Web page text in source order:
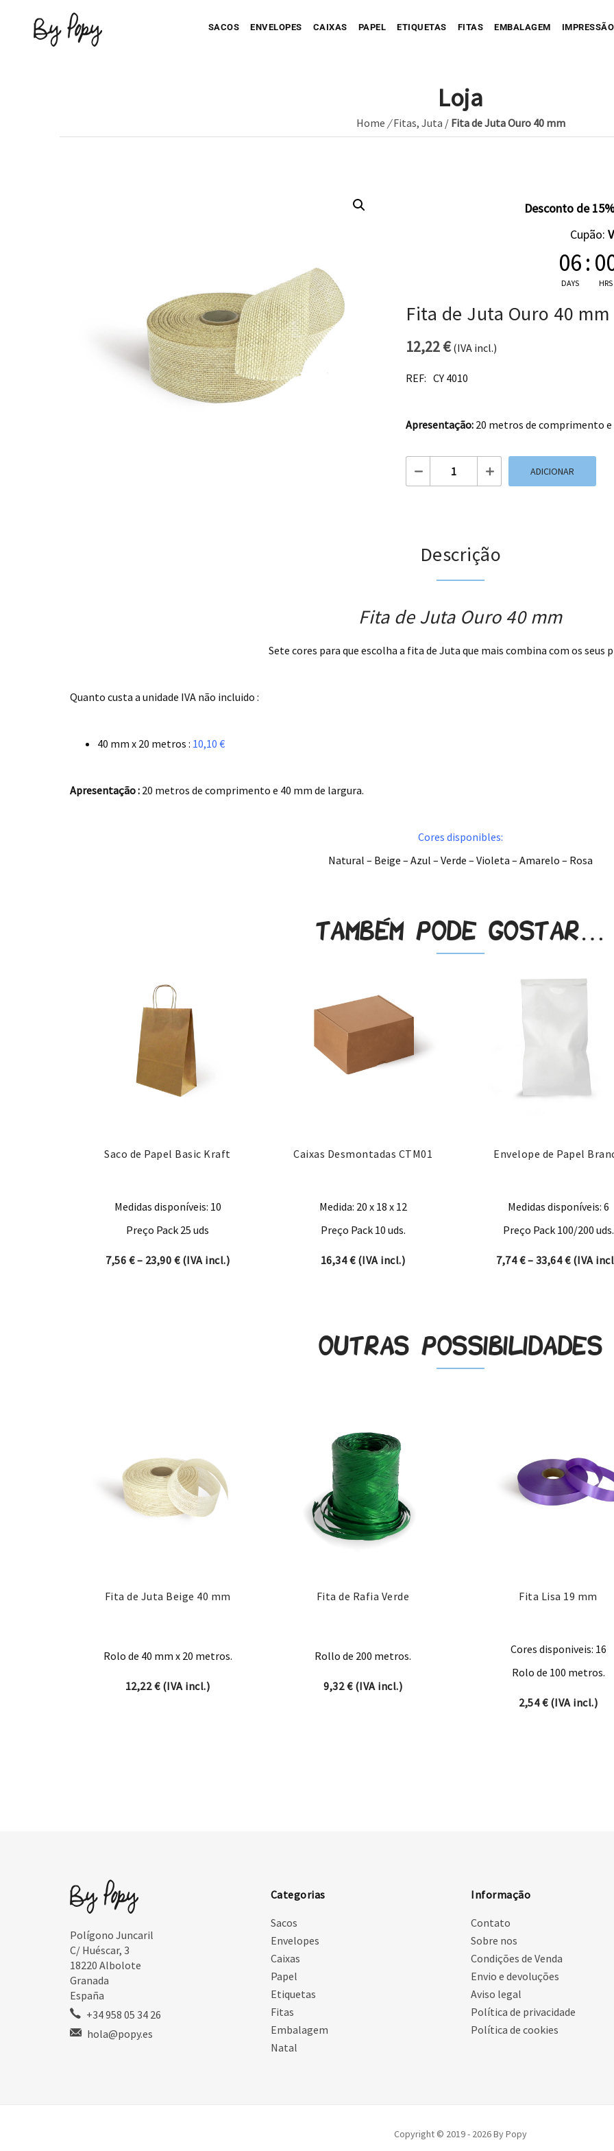
SACOS ENVELOPES CAIXAS
Sua Caixa Impressa Caixa Recortada
Caixa Full Color
PAPEL ETIQUETAS
Sua Etiqueta Impressa Etiqueta
FITAS EMBALAGEM
Sua Fita Adesiva
Loja
Home /Fitas, Juta / Fita de Juta Ouro 40 mm
Desconto de
Cupão:
06
DAYS
:
HRS
Fita de Juta Ouro 40 mm
12,22€(IVA incl.)
REF: CY 4010
Apresentação: 20 metros de comprimento e
Quantidade de Fita de Juta Ouro 40 mm
ADICIONAR
Descrição
Fita de Juta Ouro 40 mm
Sete cores para que escolha a fita de Juta que mais combina com os seus
Quanto custa a unidade IVA não incluido :
40 mm x 20 metros : 10,10 €
Apresentação : 20 metros de comprimento e 40 mm de largura.
Cores disponibles:
Natural – Beige – Azul – Verde – Violeta – Amarelo – Rosa
Também pode gostar…
Saco de Papel Basic Kraft
Medidas disponíveis: 10
Preço Pack 25 uds
7,56 € – 23,90 €Price range: 7,56 € through 23,90 €
(IVA incl.)
Caixas Desmontadas CTM01
Medida: 20 x 18 x 12
Preço Pack 10 uds.
16,34€(IVA incl.)
Envelope de Papel
Medidas disponíveis: 6
Preço Pack 100/200 uds.
7,74€ – 33,64€Price
(IVA
Outras possibilidades
Fita de Juta Beige 40 mm
Rolo de 40 mm x 20 metros.
12,22€(IVA incl.)
Fita de Rafia Verde
Rollo de 200 metros.
9,32€(IVA incl.)
Fita Lisa 19 mm
Cores disponiveis: 16
Rolo de 100 metros.
2,54€(IVA incl.)
Polígono Juncaril
C/ Huéscar, 3
18220 Albolote
Granada
España
+34 958 05 34 26
hola@popy.es
Categorias
Sacos
Envelopes
Caixas
Papel
Etiquetas
Fitas
Embalagem
Natal
Informação
Contato
Sobre nos
Condições de Venda
Envio e devoluções
Aviso legal
Política de privacidade
Política de cookies
Copyright © 2019 - 2026 By Popy